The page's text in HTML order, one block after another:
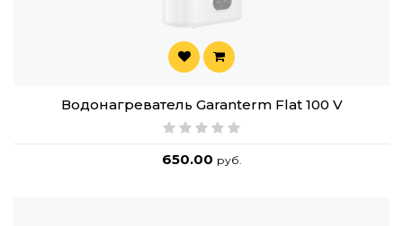
Водонагреватель Garanterm Flat 100 V
650.00 руб.